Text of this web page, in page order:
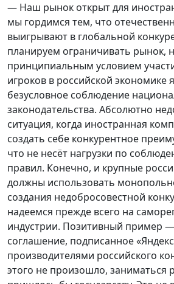
— Наш рынок открыт для
мы гордимся тем, что
выигрывают в глобальной
планируем ограничивать рынок,
принципиальным условием
игроков в российской экономике
безусловное соблюдение
законодательства. Абсолютно
ситуация, когда иностранная
создать себе конкурентное
что не несёт нагрузки по
правил. Конечно, и крупные
должны использовать
создания недобросовестной
надеемся прежде всего на
индустрии. Позитивный пример
соглашение, подписанное
производителями российского
этого не произошло, заниматься